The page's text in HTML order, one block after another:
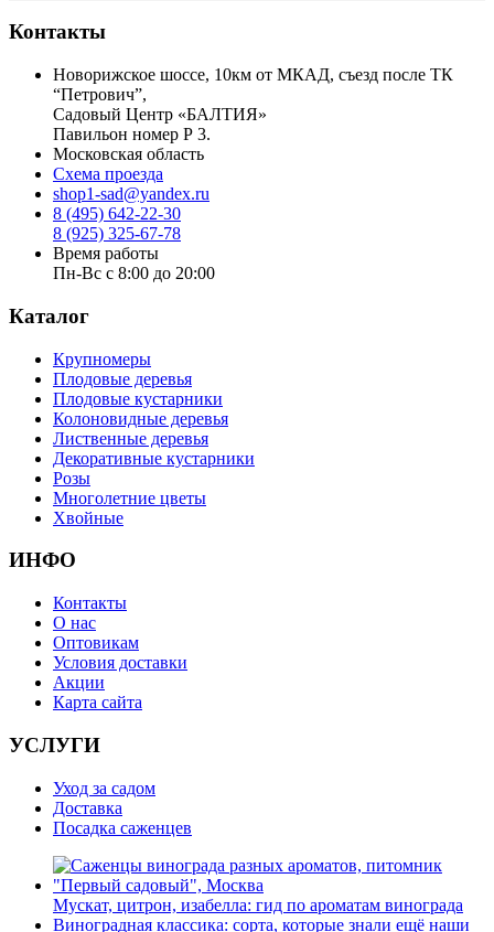
Контакты
Новорижское шоссе, 10км от МКАД, съезд после ТК
“Петрович”,
Садовый Центр «БАЛТИЯ»
Павильон номер Р 3.
Московская область
Схема проезда
shop1-sad@yandex.ru
8 (495) 642-22-30
8 (925) 325-67-78
Время работы
Пн-Вс с 8:00 до 20:00
Каталог
Крупномеры
Плодовые деревья
Плодовые кустарники
Колоновидные деревья
Лиственные деревья
Декоративные кустарники
Розы
Многолетние цветы
Хвойные
ИНФО
Контакты
О нас
Оптовикам
Условия доставки
Акции
Карта сайта
УСЛУГИ
Уход за садом
Доставка
Посадка саженцев
Мускат, цитрон, изабелла: гид по ароматам винограда
Виноградная классика: сорта, которые знали ещё наши